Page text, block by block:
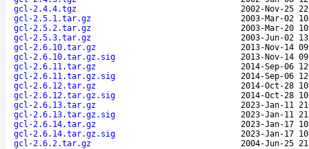
gcl-2.4.4.tgz
2002-Nov-25
gcl-2.5.1.tar.gz
2003-Mar-02
gcl-2.5.2.tar.gz
2003-Mar-20
gcl-2.5.3.tar.gz
2003-Jun-02
gcl-2.6.10.tar.gz
2013-Nov-14
gcl-2.6.10.tar.gz.sig
2013-Nov-14
gcl-2.6.11.tar.gz
2014-Sep-06
gcl-2.6.11.tar.gz.sig
2014-Sep-06
gcl-2.6.12.tar.gz
2014-Oct-28
gcl-2.6.12.tar.gz.sig
2014-Oct-28
gcl-2.6.13.tar.gz
2023-Jan-11
gcl-2.6.13.tar.gz.sig
2023-Jan-11
gcl-2.6.14.tar.gz
2023-Jan-17
gcl-2.6.14.tar.gz.sig
2023-Jan-17
gcl-2.6.2.tar.gz
2004-Jun-25